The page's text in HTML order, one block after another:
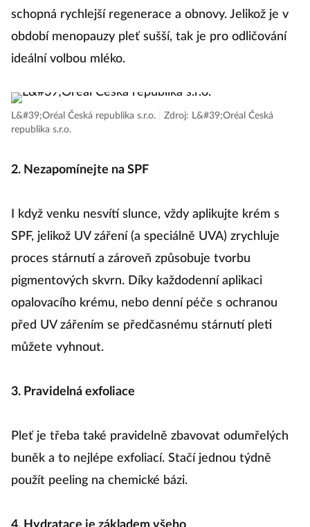
schopná rychlejší regenerace a obnovy. Jelikož je v
období menopauzy pleť sušší, tak je pro odličování
ideální volbou mléko.
L&#39;Oréal Česká republika s.r.o.
Zdroj: L&#39;Oréal Česká
republika s.r.o.
2. Nezapomínejte na SPF
I když venku nesvítí slunce, vždy aplikujte krém s
SPF, jelikož UV záření (a speciálně UVA) zrychluje
proces stárnutí a zároveň způsobuje tvorbu
pigmentových skvrn. Díky každodenní aplikaci
opalovacího krému, nebo denní péče s ochranou
před UV zářením se předčasnému stárnutí pleti
můžete vyhnout.
3. Pravidelná exfoliace
Pleť je třeba také pravidelně zbavovat odumřelých
buněk a to nejlépe exfoliací. Stačí jednou týdně
použít peeling na chemické bázi.